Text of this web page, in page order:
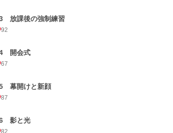
放課後の強制練習
92
開会式
67
幕開けと新顔
87
影と光
82